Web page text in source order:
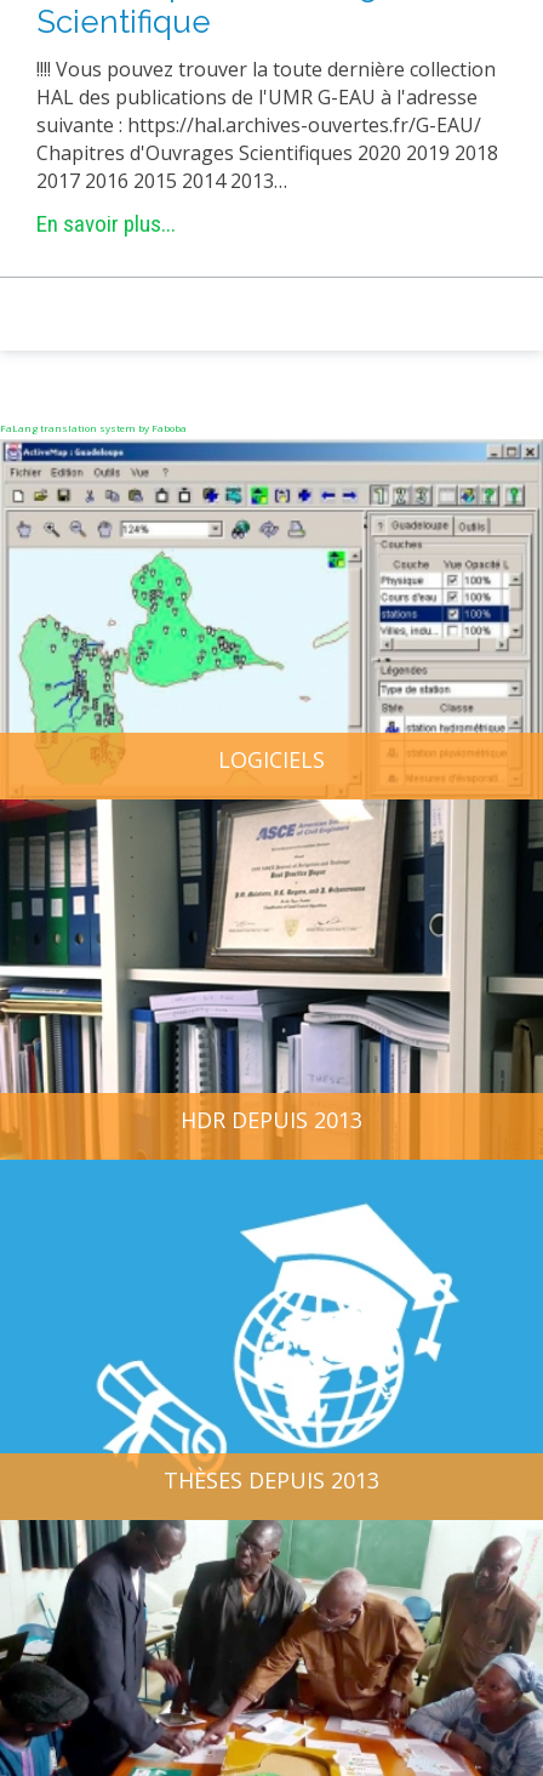
PLATEFORMES EXPÉRIMENTALES
IMPLANTATIONS GÉOGRAPHIQUES
PROJETS EN COURS
PROJETS TERMINÉS
NOS RÉSEAUX SCIENTIFIQUES ET TECHNIQUES
SÉMINAIRES RÉGULIERS
THÈSES EN COURS
MOOC
PRODUCTION
MÉTHODES ET OUTILS
PUBLICATIONS SUR HAL
HDR
THÈSES
WORKING PAPERS
NOTES THÉMATIQUES
NOS TRAVAUX EN VIDÉO
Scientifique
!!!! Vous pouvez trouver la toute dernière collection
HAL des publications de l'UMR G-EAU à l'adresse
suivante : https://hal.archives-ouvertes.fr/G-EAU/
Chapitres d'Ouvrages Scientifiques 2020 2019 2018
2017 2016 2015 2014 2013…
En savoir plus...
FaLang translation system by Faboba
LOGICIELS
HDR DEPUIS 2013
THÈSES DEPUIS 2013